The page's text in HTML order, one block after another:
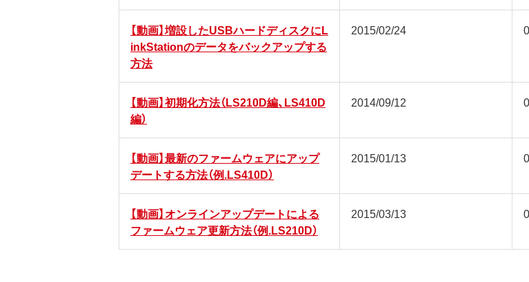
【動画】増設したUSBハードディスクにL
inkStationのデータをバックアップする
方法
2015/02/24
【動画】初期化方法（LS210D編、LS410D
編）
2014/09/12
【動画】最新のファームウェアにアップ
デートする方法（例.LS410D）
2015/01/13
【動画】オンラインアップデートによる
ファームウェア更新方法（例.LS210D）
2015/03/13